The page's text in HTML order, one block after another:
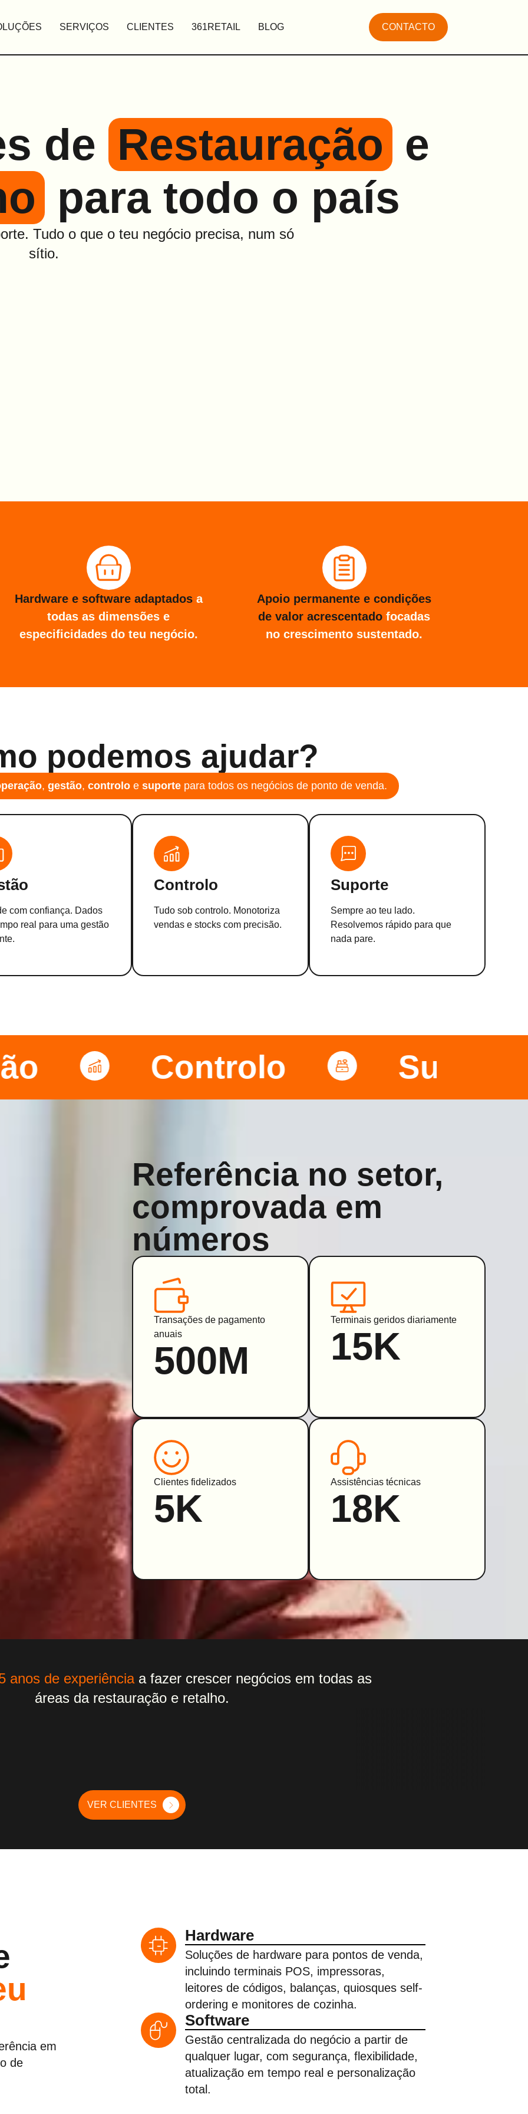
SERVIÇOS CLIENTES 361RETAIL BLOG CONTACTO
de Restauração e
para todo o país
Tudo o que o teu negócio precisa, num só
sítio.
Hardware e software adaptadosa
todas as dimensões e
especificidades do teu negócio.
Apoio permanente e condições
de valor acrescentado focadas
no crescimento sustentado.
podemos ajudar?
, gestão, controloe suportepara todos os negócios de ponto de venda.
com confiança. Dados
real para uma gestão
Controlo
Tudo sob controlo. Monotoriza
vendas e stocks com precisão.
Suporte
Sempre ao teu lado.
Resolvemos rápido para que
nada pare.
Controlo Suporte
Referência no setor,
comprovada em
números
Transações de pagamento
anuais
500M
Terminais geridos diariamente
15K
Clientes fidelizados
5K
Assistências técnicas
18K
anos de experiênciaa fazer crescer negócios em todas as
áreas da restauração e retalho.
VER CLIENTES
em
de
Hardware
Soluções de hardware para pontos de venda,
incluindo terminais POS, impressoras,
leitores de códigos, balanças, quiosques self-
ordering e monitores de cozinha.
Software
Gestão centralizada do negócio a partir de
qualquer lugar, com segurança, flexibilidade,
atualização em tempo real e personalização
total.